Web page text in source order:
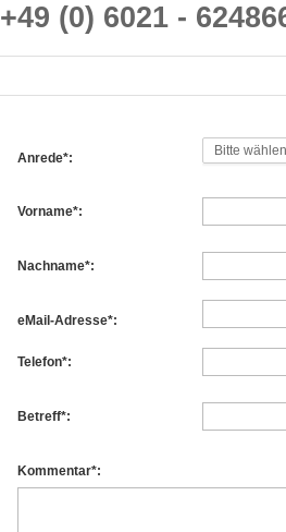
+49 (0) 6021 -
Anrede*: Bitte wählen
Vorname*:
Nachname*:
eMail-Adresse*:
Telefon*:
Betreff*:
Kommentar*: